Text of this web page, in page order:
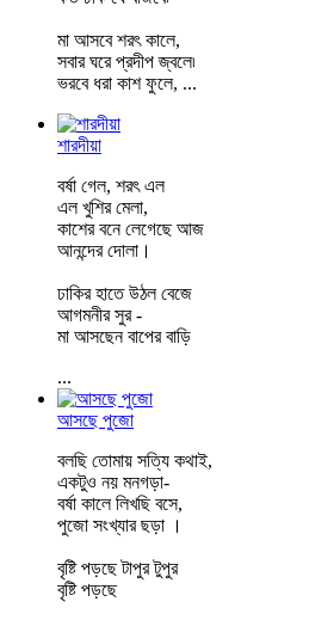
মা আসবে শরৎ কালে,
সবার ঘরে প্রদীপ জ্বলে৷
ভরবে ধরা কাশ ফুলে, ...
শারদীয়া
বর্ষা গেল, শরৎ এল
এল খুশির মেলা,
কাশের বনে লেগেছে আজ
আনন্দের দোলা।
ঢাকির হাতে উঠল বেজে
আগমনীর সুর -
মা আসছেন বাপের বাড়ি
...
আসছে পুজো
বলছি তোমায় সত্যি কথাই,
একটুও নয় মনগড়া-
বর্ষা কালে লিখছি বসে,
পুজো সংখ্যার ছড়া ।
বৃষ্টি পড়ছে টাপুর টুপুর
বৃষ্টি পড়ছে